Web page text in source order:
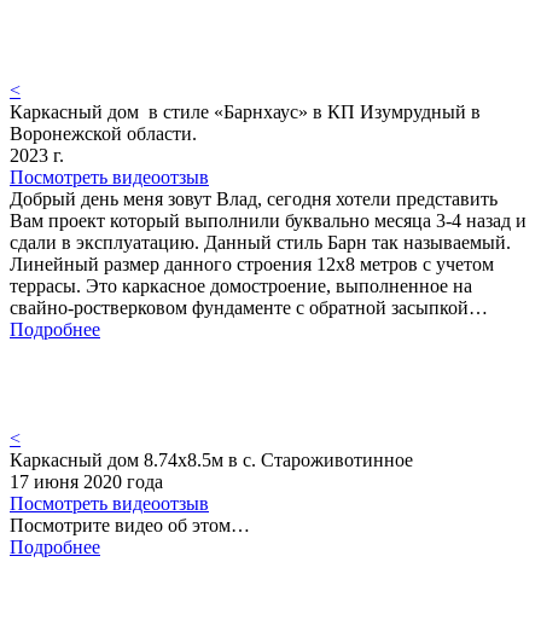
<
Каркасный дом в стиле «Барнхаус» в КП Изумрудный в
Воронежской области.
2023 г.
Посмотреть видеоотзыв
Добрый день меня зовут Влад, сегодня хотели представить
Вам проект который выполнили буквально месяца 3-4 назад и
сдали в эксплуатацию. Данный стиль Барн так называемый.
Линейный размер данного строения 12х8 метров с учетом
террасы. Это каркасное домостроение, выполненное на
свайно-ростверковом фундаменте с обратной засыпкой…
Подробнее
<
Каркасный дом 8.74х8.5м в с. Староживотинное
17 июня 2020 года
Посмотреть видеоотзыв
Посмотрите видео об этом…
Подробнее